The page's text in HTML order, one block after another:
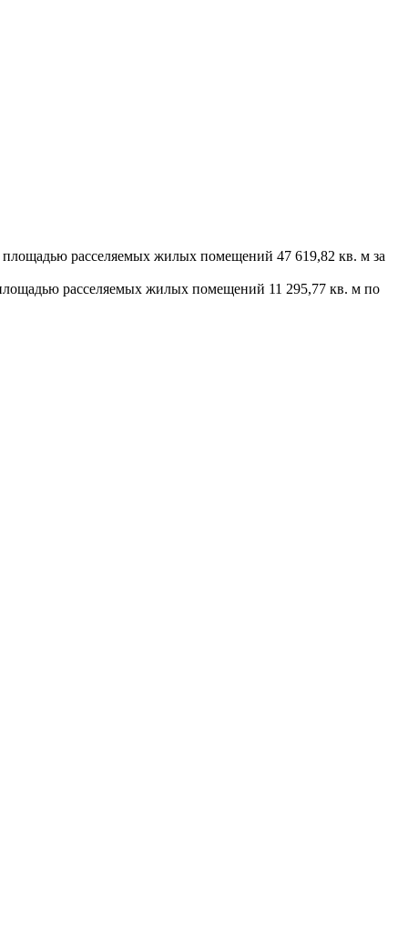
расселяемых жилых помещений 47 619,82 кв. м за
расселяемых жилых помещений 11 295,77 кв. м по